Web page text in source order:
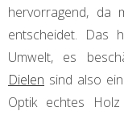
hervorragend, da
entscheidet. Das
Umwelt, es
Dielen sind also
Optik echtes